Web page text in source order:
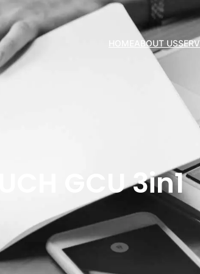
HOMEABOUT US
GCU 3in1